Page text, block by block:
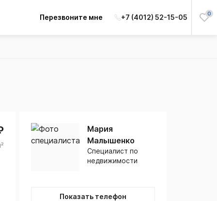
Перезвоните мне +7 (4012) 52-15-05 0
Мария
Малышенко
Специалист по
недвижимости
Показать телефон